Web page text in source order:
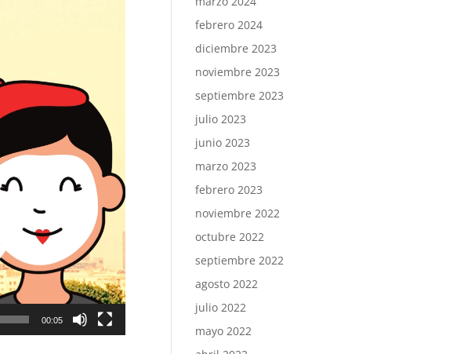
00:05
febrero 2024
diciembre 2023
noviembre 2023
septiembre 2023
julio 2023
junio 2023
marzo 2023
febrero 2023
noviembre 2022
octubre 2022
septiembre 2022
agosto 2022
julio 2022
mayo 2022